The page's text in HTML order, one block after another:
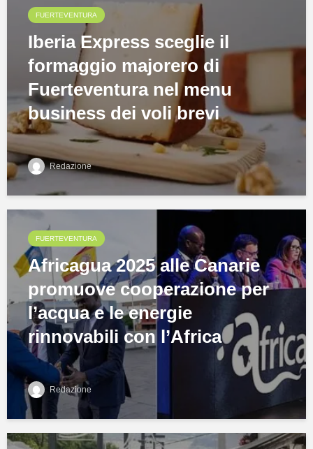
FUERTEVENTURA
Iberia Express sceglie il
formaggio majorero di
Fuerteventura nel menu
business dei voli brevi
Redazione
FUERTEVENTURA
Africagua 2025 alle Canarie
promuove cooperazione per
l’acqua e le energie
rinnovabili con l’Africa
Redazione